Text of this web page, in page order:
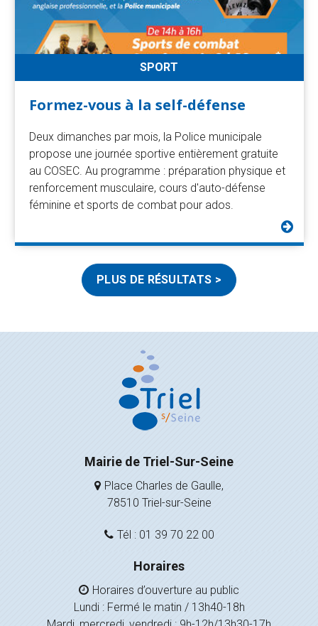
SPORT
Formez-vous à la self-défense
Deux dimanches par mois, la Police municipale
propose une journée sportive entièrement gratuite
au COSEC. Au programme : préparation physique et
renforcement musculaire, cours d'auto-défense
féminine et sports de combat pour ados.
PLUS DE RÉSULTATS >
Mairie de Triel-Sur-Seine
Place Charles de Gaulle,
78510 Triel-sur-Seine
Tél : 01 39 70 22 00
Horaires
Horaires d’ouverture au public
Lundi : Fermé le matin / 13h40-18h